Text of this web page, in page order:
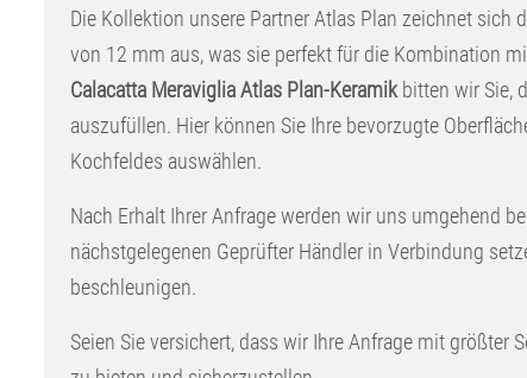
Die Kollektion unsere Partner Atlas Plan zeichnet sich
von 12 mm aus, was sie perfekt für die Kombination
Calacatta Meraviglia Atlas Plan-Keramikbitten wir Sie,
auszufüllen. Hier können Sie Ihre bevorzugte
Kochfeldes auswählen.
Nach Erhalt Ihrer Anfrage werden wir uns umgehend
nächstgelegenen Geprüfter Händler in Verbindung
beschleunigen.
Seien Sie versichert, dass wir Ihre Anfrage mit größter